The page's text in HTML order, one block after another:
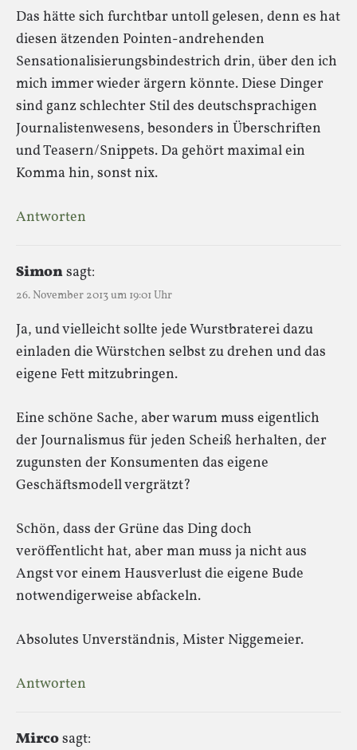
Das hätte sich furchtbar untoll gelesen, denn es hat
diesen ätzenden Pointen-andrehenden
Sensationalisierungsbindestrich drin, über den ich
mich immer wieder ärgern könnte. Diese Dinger
sind ganz schlechter Stil des deutschsprachigen
Journalistenwesens, besonders in Überschriften
und Teasern/Snippets. Da gehört maximal ein
Komma hin, sonst nix.
Antworten
Simonsagt:
26. November 2013 um 19:01 Uhr
Ja, und vielleicht sollte jede Wurstbraterei dazu
einladen die Würstchen selbst zu drehen und das
eigene Fett mitzubringen.
Eine schöne Sache, aber warum muss eigentlich
der Journalismus für jeden Scheiß herhalten, der
zugunsten der Konsumenten das eigene
Geschäftsmodell vergrätzt?
Schön, dass der Grüne das Ding doch
veröffentlicht hat, aber man muss ja nicht aus
Angst vor einem Hausverlust die eigene Bude
notwendigerweise abfackeln.
Absolutes Unverständnis, Mister Niggemeier.
Antworten
Mircosagt: